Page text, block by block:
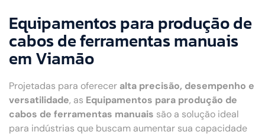
Equipamentos para produção de
cabos de ferramentas manuais
em Viamão
Projetadas para oferecer alta precisão, desempenho e
versatilidade, as Equipamentos para produção de
cabos de ferramentas manuais são a solução ideal
para indústrias que buscam aumentar sua capacidade